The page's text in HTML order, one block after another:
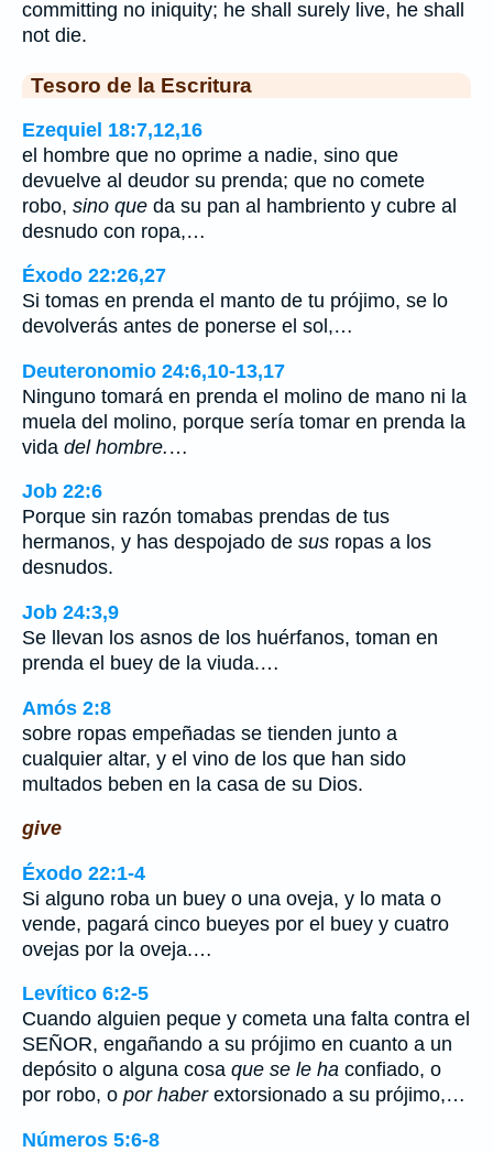
committing no iniquity; he shall surely live, he shall
not die.
Tesoro de la Escritura
Ezequiel 18:7,12,16
el hombre que no oprime a nadie, sino que
devuelve al deudor su prenda; que no comete
robo, sino que da su pan al hambriento y cubre al
desnudo con ropa,…
Éxodo 22:26,27
Si tomas en prenda el manto de tu prójimo, se lo
devolverás antes de ponerse el sol,…
Deuteronomio 24:6,10-13,17
Ninguno tomará en prenda el molino de mano ni la
muela del molino, porque sería tomar en prenda la
vida del hombre. …
Job 22:6
Porque sin razón tomabas prendas de tus
hermanos, y has despojado de sus ropas a los
desnudos.
Job 24:3,9
Se llevan los asnos de los huérfanos, toman en
prenda el buey de la viuda.…
Amós 2:8
sobre ropas empeñadas se tienden junto a
cualquier altar, y el vino de los que han sido
multados beben en la casa de su Dios.
give
Éxodo 22:1-4
Si alguno roba un buey o una oveja, y lo mata o
vende, pagará cinco bueyes por el buey y cuatro
ovejas por la oveja.…
Levítico 6:2-5
Cuando alguien peque y cometa una falta contra el
SEÑOR, engañando a su prójimo en cuanto a un
depósito o alguna cosa que se le ha confiado, o
por robo, o por haberextorsionado a su prójimo,…
Números 5:6-8